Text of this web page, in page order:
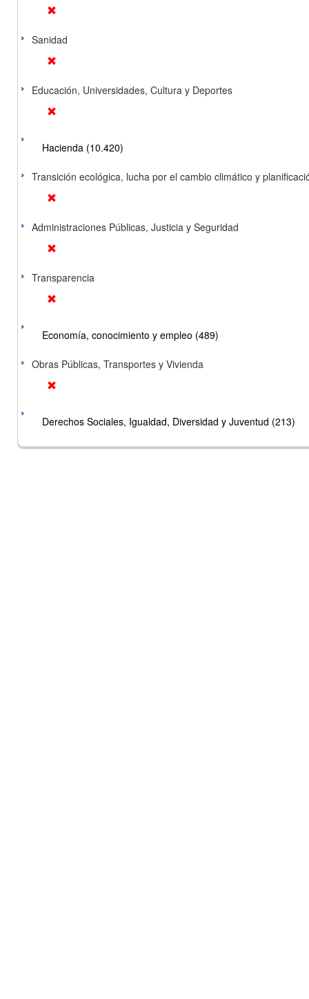
Sanidad
Educación, Universidades, Cultura y Deportes
Hacienda (10.420)
Transición ecológica, lucha por el cambio climático y
Administraciones Públicas, Justicia y Seguridad
Transparencia
Economía, conocimiento y empleo (489)
Obras Públicas, Transportes y Vivienda
Derechos Sociales, Igualdad, Diversidad y Juventud (213)